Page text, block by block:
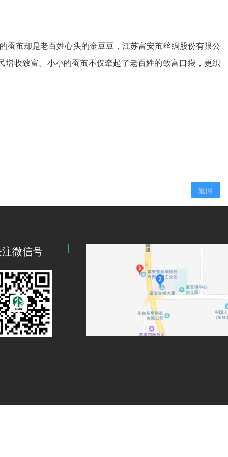
茧却是老百姓心头的金豆豆，江苏富安茧丝绸股份有限公
增收致富。小小的蚕茧不仅牵起了老百姓的致富口袋，更织
返回
微信号